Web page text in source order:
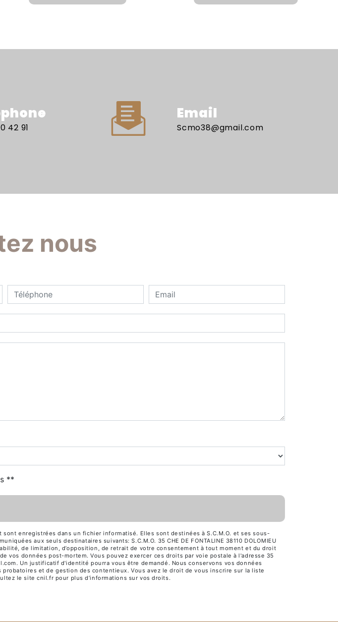
42 91
Email
scmo38@gmail.com
nous
**
enregistrées dans un fichier informatisé. Elles sont destinées à S.C.M.O. et ses sous-
aux seuls destinataires suivants: S.C.M.O. 35 CHE DE FONTALINE 38110 DOLOMIEU
de limitation, d’opposition, de retrait de votre consentement à tout moment et du droit
vos données post-mortem. Vous pouvez exercer ces droits par voie postale à l'adresse 35
Un justificatif d'identité pourra vous être demandé. Nous conservons vos données
et de gestion des contentieux. Vous avez le droit de vous inscrire sur la liste
le site cnil.fr pour plus d’informations sur vos droits.